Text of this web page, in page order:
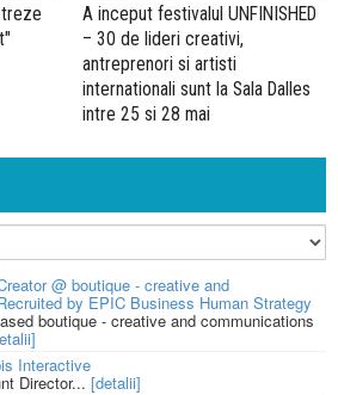
A inceput festivalul UNFINISHED
– 30 de lideri creativi,
antreprenori si artisti
internationali sunt la Sala Dalles
intre 25 si 28 mai
@ boutique - creative and
by EPIC Business Human Strategy
boutique - creative and communications
Interactive
Director... [detalii]